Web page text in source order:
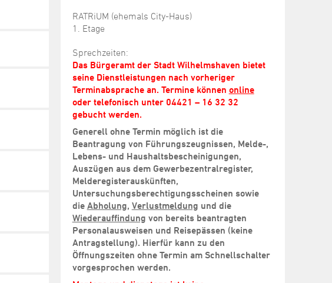
RATRiUM (ehemals City-Haus)
1. Etage
Sprechzeiten:
Das Bürgeramt der Stadt Wilhelmshaven bietet
seine Dienstleistungen nach vorheriger
Terminabsprache an. Termine können online
oder telefonisch unter 04421 – 16 32 32
gebucht werden.
Generell ohne Termin möglich ist die
Beantragung von Führungszeugnissen, Melde-,
Lebens- und Haushaltsbescheinigungen,
Auszügen aus dem Gewerbezentralregister,
Melderegisterauskünften,
Untersuchungsberechtigungsscheinen sowie
die Abholung, Verlustmeldung und die
Wiederauffindung von bereits beantragten
Personalausweisen und Reisepässen (keine
Antragstellung). Hierfür kann zu den
Öffnungszeiten ohne Termin am Schnellschalter
vorgesprochen werden.